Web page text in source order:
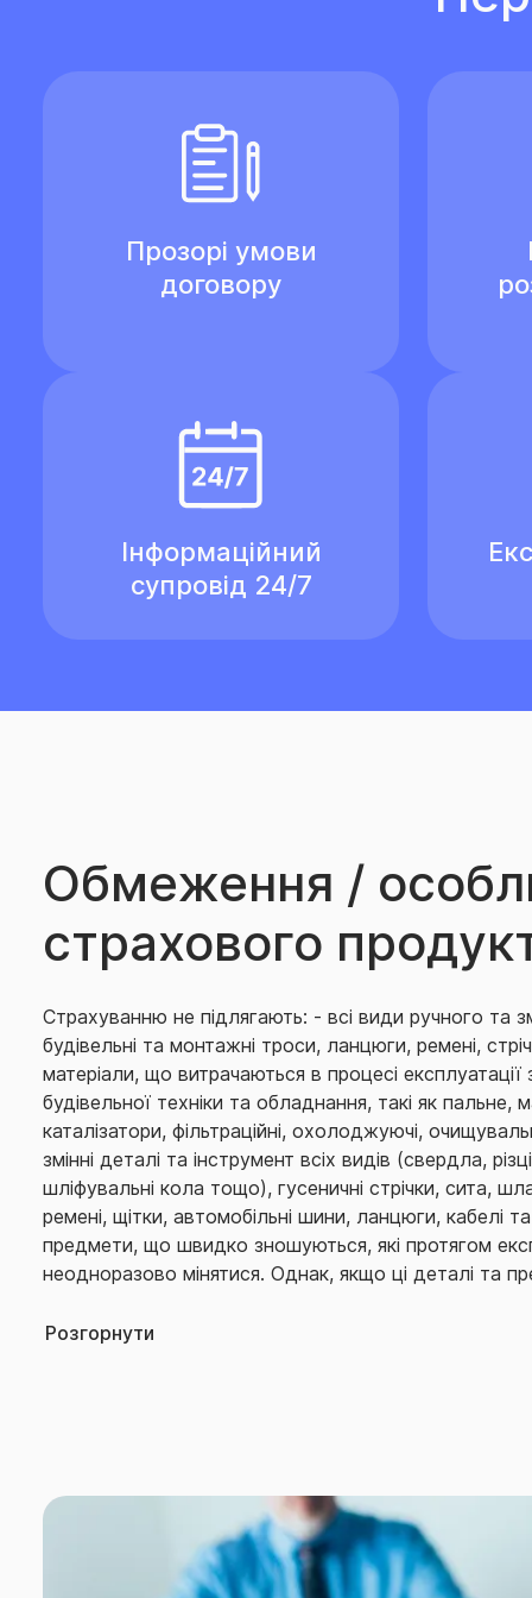
Прозорі умови
договору
Інформаційний
супровід 24/7
Обмеження /
страхового
Страхуванню не підлягають: - всі види ручного та
будiвельнi та монтажнi троси, ланцюги, ременi,
матеріали, що витрачаються в процесі експлуатації
будівельної техніки та обладнання, такі як пальне,
каталізатори, фільтраційні, охолоджуючі,
змінні деталі та інструмент всіх видів (свердла,
шліфувальні кола тощо), гусеничні стрічки, сита,
ремені, щітки, автомобільні шини, ланцюги, кабелі
предмети, що швидко зношуються, які протягом
неодноразово мінятися. Однак, якщо ці деталі та
настання страхового випадку, то страхове
випадків та обмеження страхування.
Дія Договору не поширюється: на тимчасово
Федерацією (в тому числі її союзниками та/або
Розгорнути